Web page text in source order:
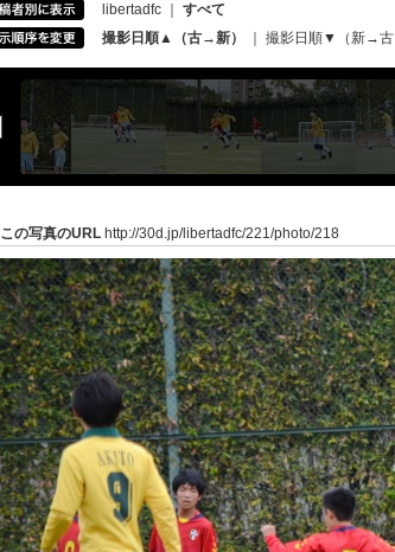
libertadfc
すべて
撮影日順▲（古→新）
撮影日順▼（新→古
この写真のURL http://30d.jp/libertadfc/221/photo/218